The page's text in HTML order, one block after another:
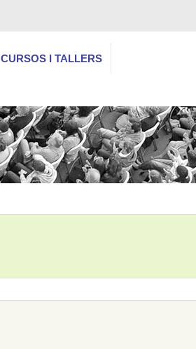
CURSOS I TALLERS